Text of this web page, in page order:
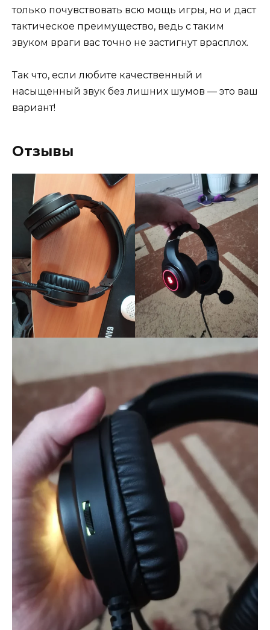
только почувствовать всю мощь игры, но и даст
тактическое преимущество, ведь с таким
звуком враги вас точно не застигнут врасплох.
Так что, если любите качественный и
насыщенный звук без лишних шумов — это ваш
вариант!
Отзывы